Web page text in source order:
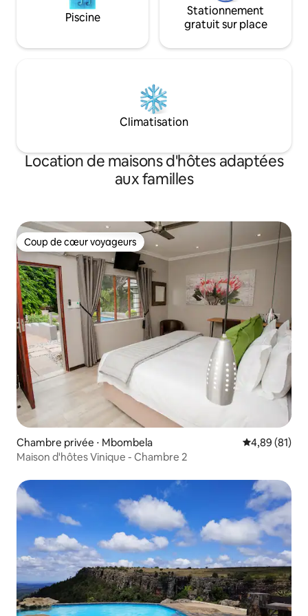
Piscine
Stationnement
gratuit sur place
Climatisation
Location de maisons d'hôtes adaptées
aux familles
Coup de cœur voyageurs
Coup de cœur voyageurs
Chambre privée ⋅ Mbombela Évaluation
4,89 (81)
Maison d'hôtes Vinique - Chambre 2